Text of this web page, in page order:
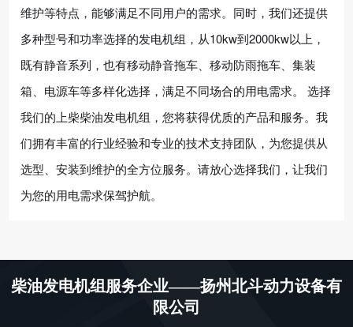
维护等特点，能够满足不同用户的需求。同时，我们还提供
多种型号和功率选择的发电机组，从10kw到2000kw以上，
既有静音系列，也有移动静音拖车、移动防雨拖车、集装
箱、电源车等多样化选择，满足不同场合的用电需求。 选择
我们的上柴柴油发电机组，您将获得优质的产品和服务。我
们拥有丰富的行业经验和专业的技术支持团队，为您提供从
选型、安装到维护的全方位服务。请放心选择我们，让我们
为您的用电需求保驾护航。
柴油发电机组服务企业——扬州北斗动力设备有
限公司